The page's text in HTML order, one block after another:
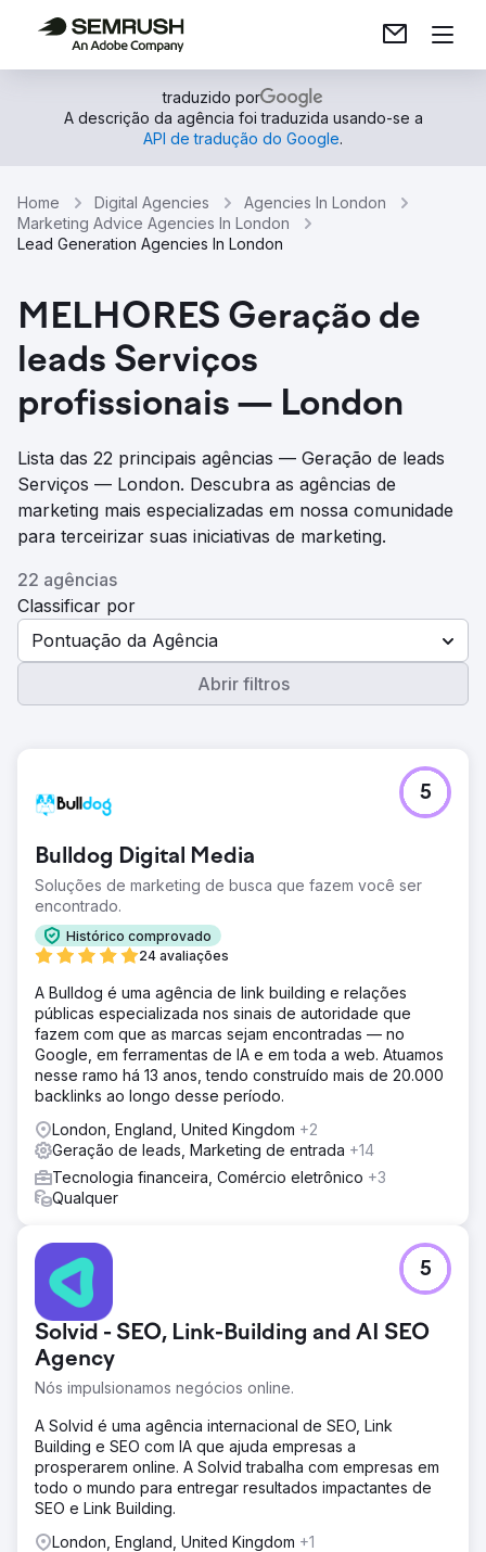
traduzido por
A descrição da agência foi traduzida usando-se a
API de tradução do Google.
Home Digital Agencies
Agencies In London
Marketing Advice Agencies In London
Lead Generation Agencies In London
MELHORES Geração de
leads Serviços
profissionais — London
Lista das 22 principais agências — Geração de leads
Serviços — London. Descubra as agências de
marketing mais especializadas em nossa comunidade
para terceirizar suas iniciativas de marketing.
22 agências
Classificar por
Pontuação da Agência
Abrir filtros
Bulldog Digital Media
Soluções de marketing de busca que fazem você ser
encontrado.
Histórico comprovado
24 avaliações
5
A Bulldog é uma agência de link building e relações
públicas especializada nos sinais de autoridade que
fazem com que as marcas sejam encontradas — no
Google, em ferramentas de IA e em toda a web. Atuamos
nesse ramo há 13 anos, tendo construído mais de 20.000
backlinks ao longo desse período.
London, England, United Kingdom +2
Geração de leads, Marketing de entrada +14
Tecnologia financeira, Comércio eletrônico +3
Qualquer
Solvid - SEO, Link-Building and AI SEO
Agency
Nós impulsionamos negócios online.
5
A Solvid é uma agência internacional de SEO, Link
Building e SEO com IA que ajuda empresas a
prosperarem online. A Solvid trabalha com empresas em
todo o mundo para entregar resultados impactantes de
SEO e Link Building.
London, England, United Kingdom +1